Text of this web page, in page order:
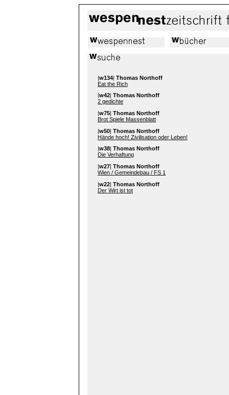
|w134| Thomas Northoff
Eat the Rich
w42 Thomas Northoff
2 gedichte
|w75| Thomas Northoff
Brot Spiele Massenblatt
|w50| Thomas Northoff
Hände hoch! Zivilisation oder Leben!
w38 Thomas Northoff
Die Verhaftung
|w27| Thomas Northoff
Wien / Gemeindebau / FS 1
|w22| Thomas Northoff
Der Wirt ist tot